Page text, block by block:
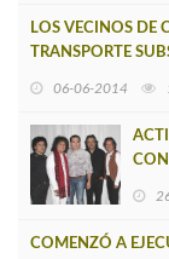
LOS VECINOS DE
TRANSPORTE
06-06-2014
COMENZÓ A